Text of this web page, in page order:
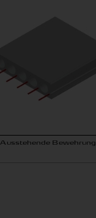
Ausstehende Bewehrung